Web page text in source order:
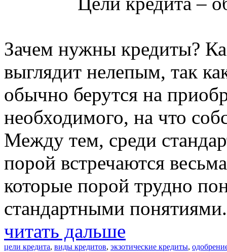
Зачем нужны кредиты?
выглядит нелепым, так
обычно берутся на
необходимого, на что
Между тем, среди
порой встречаются
которые порой трудно
стандартными понятиями.
читать дальше
цели кредита, виды кредитов, экзотические кредиты,